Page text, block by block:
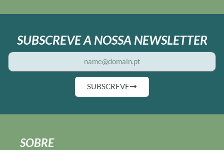
SUBSCREVE A NOSSA NEWSLETTER
SUBSCREVE
SOBRE